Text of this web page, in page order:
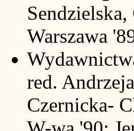
Warszawa
red.
Czernicka-